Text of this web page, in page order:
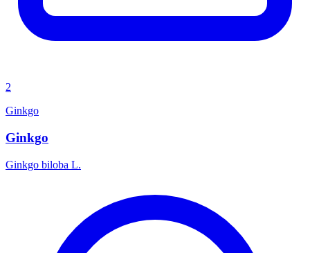
2
Ginkgo
Ginkgo
Ginkgo biloba L.